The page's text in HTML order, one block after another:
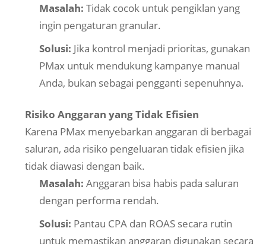
Masalah: Tidak cocok untuk pengiklan yang
ingin pengaturan granular.
Solusi: Jika kontrol menjadi prioritas, gunakan
PMax untuk mendukung kampanye manual
Anda, bukan sebagai pengganti sepenuhnya.
Risiko Anggaran yang Tidak Efisien
Karena PMax menyebarkan anggaran di berbagai
saluran, ada risiko pengeluaran tidak efisien jika
tidak diawasi dengan baik.
Masalah: Anggaran bisa habis pada saluran
dengan performa rendah.
Solusi: Pantau CPA dan ROAS secara rutin
untuk memastikan anggaran digunakan secara